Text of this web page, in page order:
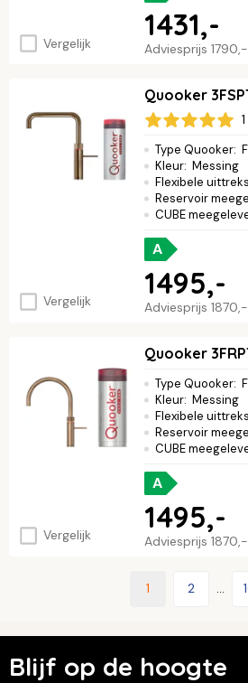
Vergelijk Adviesprijs 1790,-
1431,-
Vergelijk
Quooker
Type Quooker:
Kleur: Messing
Flexibele
Reservoir
CUBE
A
Adviesprijs 1870,-
1495,-
Vergelijk
Quooker
Type Quooker:
Kleur: Messing
Flexibele
Reservoir
CUBE
A
Adviesprijs 1870,-
1495,-
1 2 ...
Blijf op de hoogte